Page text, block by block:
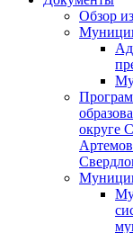
Обзор
округе